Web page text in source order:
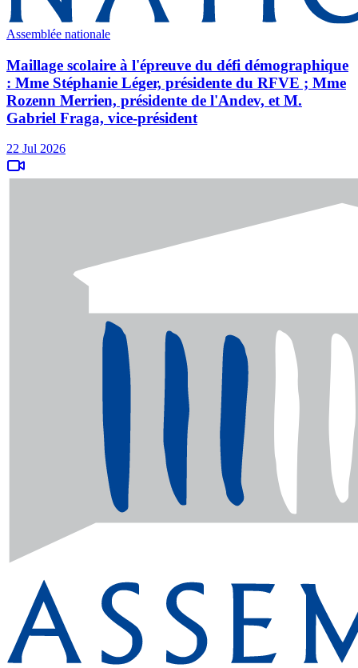
Assemblée nationale
Maillage scolaire à l'épreuve du défi démographique
: Mme Stéphanie Léger, présidente du RFVE ; Mme
Rozenn Merrien, présidente de l'Andev, et M.
Gabriel Fraga, vice-président
22 Jul 2026